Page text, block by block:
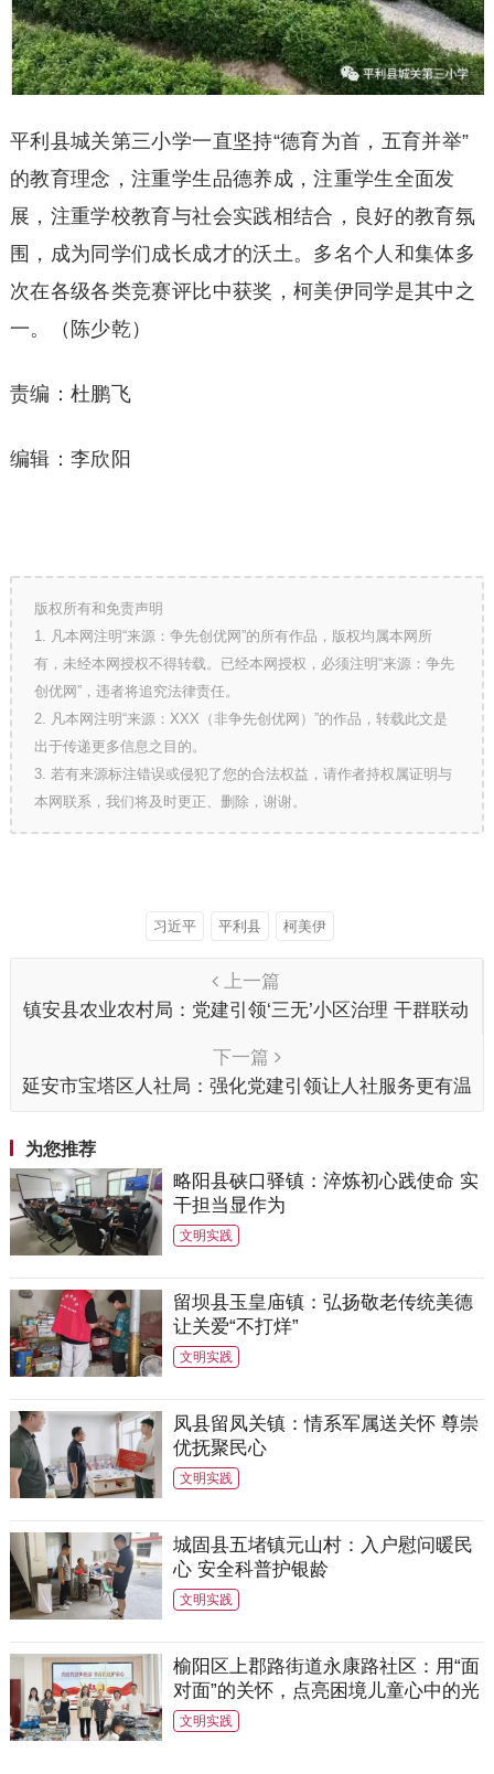
平利县城关第三小学一直坚持“德育为首，五育并举”
的教育理念，注重学生品德养成，注重学生全面发
展，注重学校教育与社会实践相结合，良好的教育氛
围，成为同学们成长成才的沃土。多名个人和集体多
次在各级各类竞赛评比中获奖，柯美伊同学是其中之
一。（陈少乾）
责编：杜鹏飞
编辑：李欣阳
版权所有和免责声明
1. 凡本网注明“来源：争先创优网”的所有作品，版权均属本网所
有，未经本网授权不得转载。已经本网授权，必须注明“来源：争先
创优网”，违者将追究法律责任。
2. 凡本网注明“来源：XXX（非争先创优网）”的作品，转载此文是
出于传递更多信息之目的。
3. 若有来源标注错误或侵犯了您的合法权益，请作者持权属证明与
本网联系，我们将及时更正、删除，谢谢。
习近平 平利县 柯美伊
上一篇
镇安县农业农村局：党建引领‘三无’小区治理 干群联动
下一篇
延安市宝塔区人社局：强化党建引领让人社服务更有温
为您推荐
略阳县硖口驿镇：淬炼初心践使命 实
干担当显作为
文明实践
留坝县玉皇庙镇：弘扬敬老传统美德
让关爱“不打烊”
文明实践
凤县留凤关镇：情系军属送关怀 尊崇
优抚聚民心
文明实践
城固县五堵镇元山村：入户慰问暖民
心 安全科普护银龄
文明实践
榆阳区上郡路街道永康路社区：用“面
对面”的关怀，点亮困境儿童心中的光
文明实践